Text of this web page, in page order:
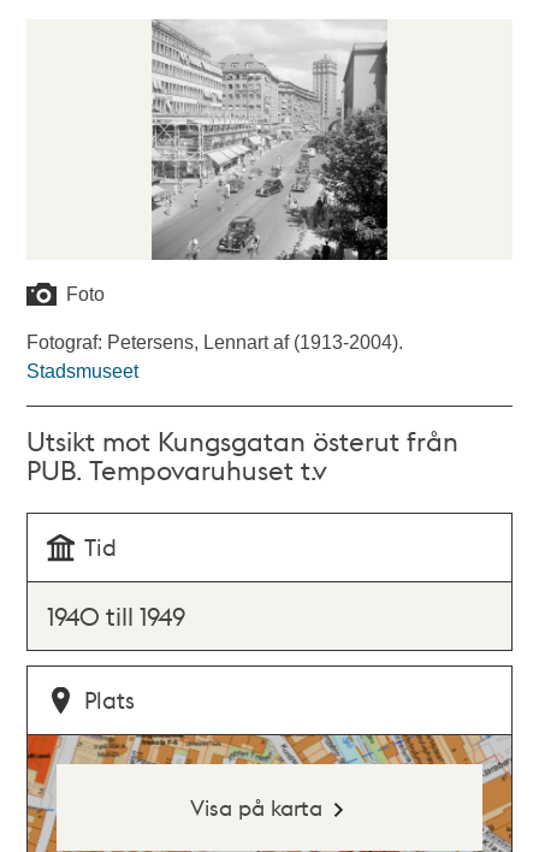
Foto
Fotograf: Petersens, Lennart af (1913-2004).
Stadsmuseet
Utsikt mot Kungsgatan österut från
PUB. Tempovaruhuset t.v
Tid
1940 till 1949
Plats
Visa på karta